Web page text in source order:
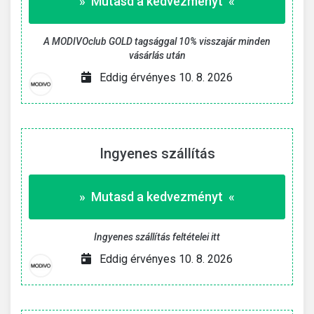
A MODIVOclub GOLD tagsággal 10% visszajár minden
vásárlás után
Eddig érvényes 10. 8. 2026
Ingyenes szállítás
» Mutasd a kedvezményt «
Ingyenes szállítás feltételei itt
Eddig érvényes 10. 8. 2026